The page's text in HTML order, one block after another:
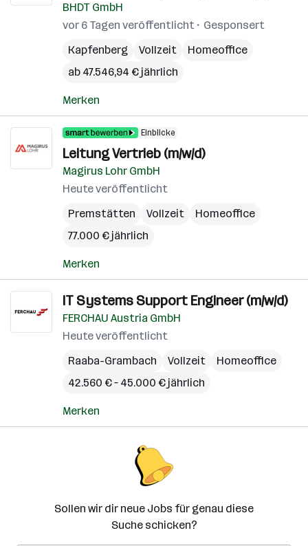
BHDT GmbH
vor 6 Tagen veröffentlicht
Gesponsert
Kapfenberg
Vollzeit
Homeoffice
ab 47.546,94 € jährlich
Merken
Einblicke
Leitung Vertrieb (m/w/d)
Magirus Lohr GmbH
Heute veröffentlicht
Premstätten
Vollzeit
Homeoffice
77.000 € jährlich
Merken
IT Systems Support Engineer (m/w/d)
FERCHAU Austria GmbH
Heute veröffentlicht
Raaba-Grambach
Vollzeit
Homeoffice
42.560 € – 45.000 € jährlich
Merken
Sollen wir dir neue Jobs für genau diese
Suche schicken?